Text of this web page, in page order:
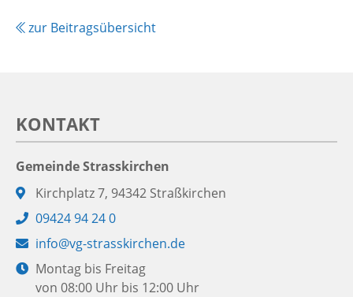
zur Beitragsübersicht
KONTAKT
Gemeinde Strasskirchen
Adresse:
Kirchplatz 7, 94342 Straßkirchen
Telefon:
09424 94 24 0
E-
Mail:
info@vg-strasskirchen.de
Öffnungszeiten:
Montag bis Freitag
von 08:00 Uhr bis 12:00 Uhr